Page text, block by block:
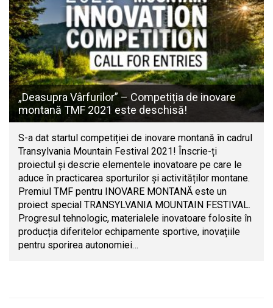
„Deasupra Vârfurilor” – Competiția de inovare
montană TMF 2021 este deschisă!
S-a dat startul competiției de inovare montană în cadrul
Transylvania Mountain Festival 2021! Înscrie-ți
proiectul și descrie elementele inovatoare pe care le
aduce în practicarea sporturilor și activităților montane.
Premiul TMF pentru INOVARE MONTANĂ este un
proiect special TRANSYLVANIA MOUNTAIN FESTIVAL.
Progresul tehnologic, materialele inovatoare folosite în
producția diferitelor echipamente sportive, inovațiile
pentru sporirea autonomiei…